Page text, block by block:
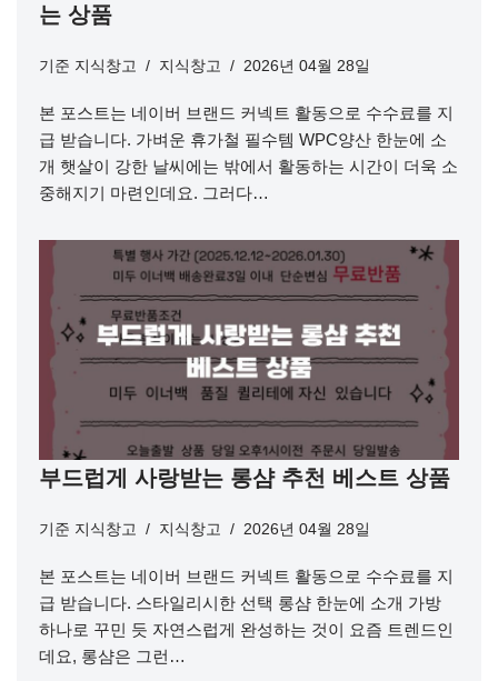
는 상품
기준 지식창고 지식창고 2026년 04월 28일
본 포스트는 네이버 브랜드 커넥트 활동으로 수수료를 지
급 받습니다. 가벼운 휴가철 필수템 WPC양산 한눈에 소
개 햇살이 강한 날씨에는 밖에서 활동하는 시간이 더욱 소
중해지기 마련인데요. 그러다…
부드럽게 사랑받는 롱샴 추천 베스트 상품
기준 지식창고 지식창고 2026년 04월 28일
본 포스트는 네이버 브랜드 커넥트 활동으로 수수료를 지
급 받습니다. 스타일리시한 선택 롱샴 한눈에 소개 가방
하나로 꾸민 듯 자연스럽게 완성하는 것이 요즘 트렌드인
데요, 롱샴은 그런…